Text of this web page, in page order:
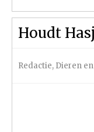
Houdt
Redactie, Dieren